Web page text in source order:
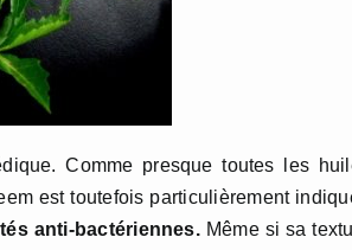
Comme presque toutes les
est toutefois particulièrement
anti-bactériennes.Même si sa